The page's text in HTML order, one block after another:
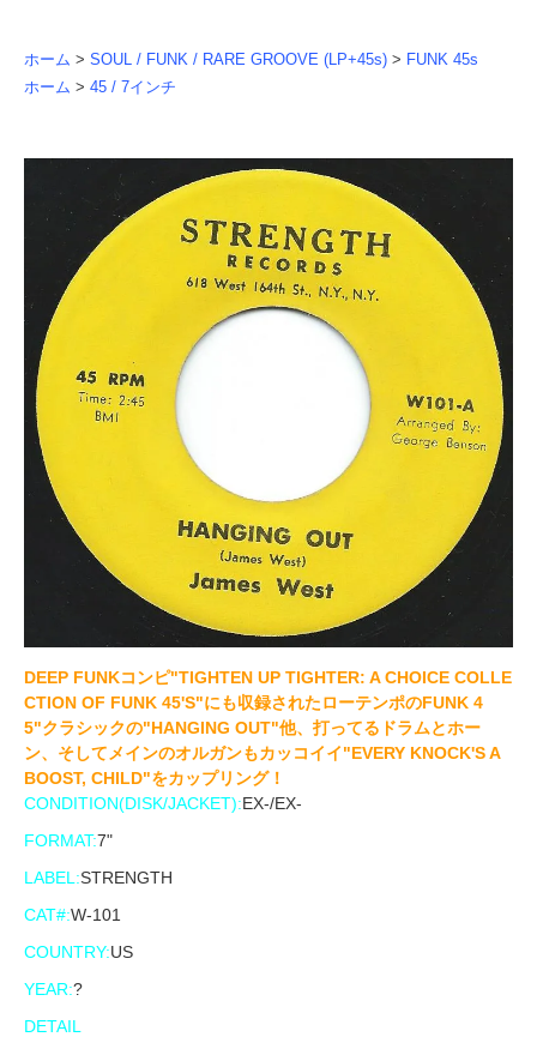
ホーム > SOUL / FUNK / RARE GROOVE (LP+45s) > FUNK 45s
ホーム > 45 / 7インチ
DEEP FUNKコンピ"TIGHTEN UP TIGHTER: A CHOICE COLLE
CTION OF FUNK 45'S"にも収録されたローテンポのFUNK 4
5"クラシックの"HANGING OUT"他、打ってるドラムとホー
ン、そしてメインのオルガンもカッコイイ"EVERY KNOCK'S A
BOOST, CHILD"をカップリング！
CONDITION(DISK/JACKET):EX-/EX-
FORMAT:7"
LABEL:STRENGTH
CAT#:W-101
COUNTRY:US
YEAR:?
DETAIL